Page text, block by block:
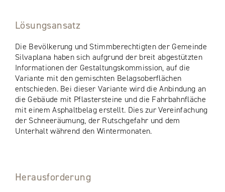
Lösungsansatz
Die Bevölkerung und Stimmberechtigten der Gemeinde
Silvaplana haben sich aufgrund der breit abgestützten
Informationen der Gestaltungskommission, auf die
Variante mit den gemischten Belagsoberflächen
entschieden. Bei dieser Variante wird die Anbindung an
die Gebäude mit Pflastersteine und die Fahrbahnfläche
mit einem Asphaltbelag erstellt. Dies zur Vereinfachung
der Schneeräumung, der Rutschgefahr und dem
Unterhalt während den Wintermonaten.
Herausforderung